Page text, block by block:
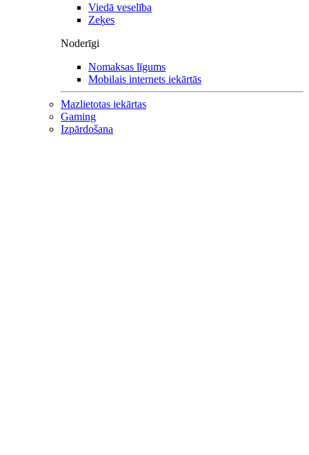
Viedā veselība
Zeķes
Noderīgi
Nomaksas līgums
Mobilais internets iekārtās
Mazlietotas iekārtas
Gaming
Izpārdošana